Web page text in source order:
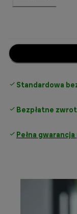
Standardowa
Bezpłatne
Pełna